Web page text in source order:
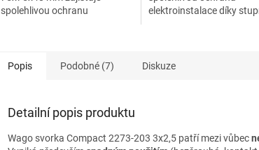
spolehlivou ochranu
elektroinstalace díky
Popis Podobné (7) Diskuze
Detailní popis produktu
Wago svorka Compact 2273-203 3x2,5 patří mezi vůbec